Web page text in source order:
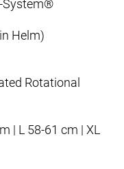
System®
Helm)
Rotational
| L 58-61 cm | XL